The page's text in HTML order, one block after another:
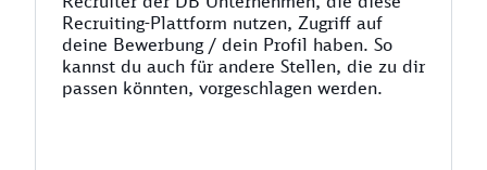
Recruiting-Plattform nutzen, Zugriff auf
deine Bewerbung / dein Profil haben. So
kannst du auch für andere Stellen, die zu dir
passen könnten, vorgeschlagen werden.